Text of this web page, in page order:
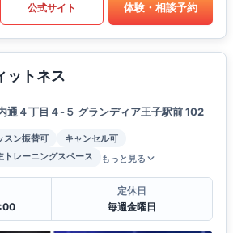
公式サイト 体験・相談予約
ットネス
通４丁目４-５ グランディア王子駅前 102
スン振替可
キャンセル可
トレーニングスペース もっと見る
定休日
毎週金曜日